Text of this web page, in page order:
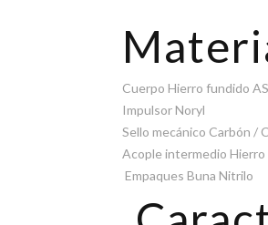
Cuerpo Hierro fundido
Impulsor Noryl
Sello mecánico Carbón /
Acople intermedio
Empaques Buna Nitrilo